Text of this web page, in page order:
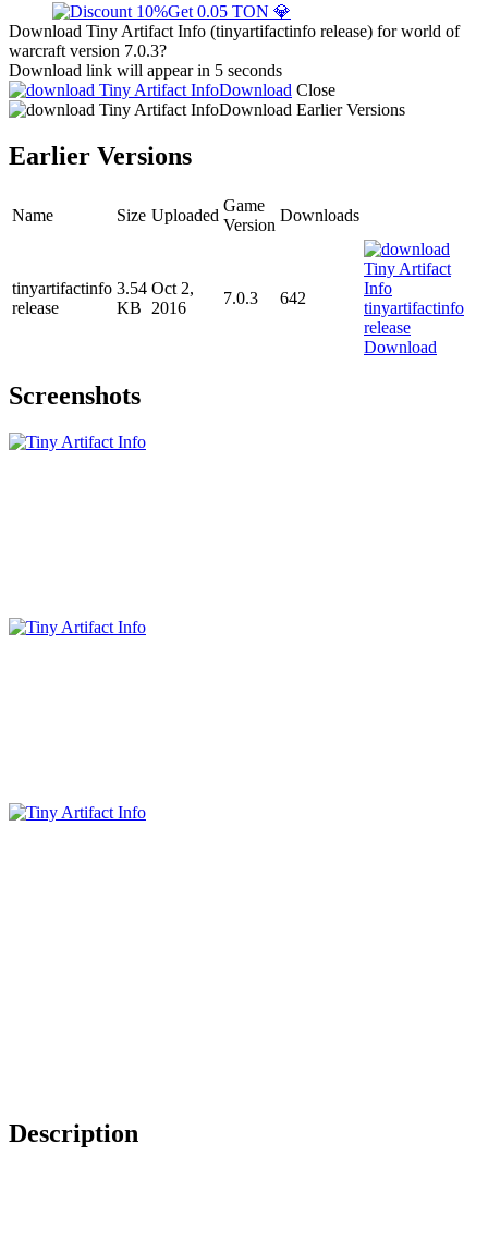
Get 0.05 TON 💎
Download Tiny Artifact Info (tinyartifactinfo release) for world of
warcraft version 7.0.3?
Download link will appear in 5 seconds
Download Close
Download Earlier Versions
Earlier Versions
Name Size Uploaded
Game
Version
Downloads
tinyartifactinfo
release
3.54
KB
Oct 2,
2016
7.0.3 642
Download
Screenshots
Description